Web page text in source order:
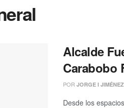
Alcalde
Carabobo
POR JORGE I
Desde los